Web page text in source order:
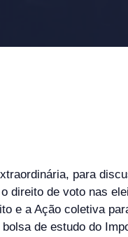
para
direito de voto nas
e a Ação coletiva
de estudo do